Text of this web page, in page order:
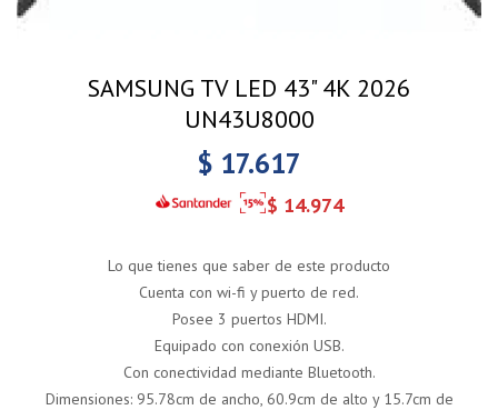
SAMSUNG TV LED 43" 4K 2026
UN43U8000
$ 17.617
$ 14.974
Lo que tienes que saber de este producto
Cuenta con wi-fi y puerto de red.
Posee 3 puertos HDMI.
Equipado con conexión USB.
Con conectividad mediante Bluetooth.
Dimensiones: 95.78cm de ancho, 60.9cm de alto y 15.7cm de